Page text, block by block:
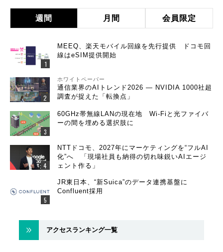
週間 月間 会員限定
MEEQ、楽天モバイル回線を先行提供 ドコモ回
線はeSIM提供開始
ホワイトペーパー
通信業界のAIトレンド2026 ― NVIDIA 1000社超
調査が捉えた「転換点」
60GHz帯無線LANの現在地 Wi-Fiと光ファイバ
ーの間を埋める選択肢に
NTTドコモ、2027年にマーケティングを“フルAI
化”へ 「現場社員も納得の切れ味鋭いAIエージ
ェント作る」
JR東日本、“新Suica”のデータ連携基盤に
Confluent採用
アクセスランキング一覧